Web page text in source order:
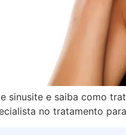
sinusite e saiba como
no tratamento